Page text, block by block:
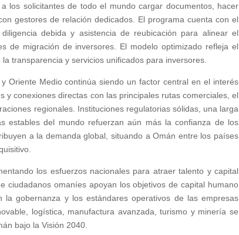
los solicitantes de todo el mundo cargar documentos, hacer
gestores de relación dedicados. El programa cuenta con el
debida y asistencia de reubicación para alinear el
de migración de inversores. El modelo optimizado refleja el
transparencia y servicios unificados para inversores.
Oriente Medio continúa siendo un factor central en el interés
conexiones directas con las principales rutas comerciales, el
regionales. Instituciones regulatorias sólidas, una larga
estables del mundo refuerzan aún más la confianza de los
a la demanda global, situando a Omán entre los países
los esfuerzos nacionales para atraer talento y capital
ciudadanos omaníes apoyan los objetivos de capital humano
gobernanza y los estándares operativos de las empresas
logística, manufactura avanzada, turismo y minería se
bajo la Visión 2040.